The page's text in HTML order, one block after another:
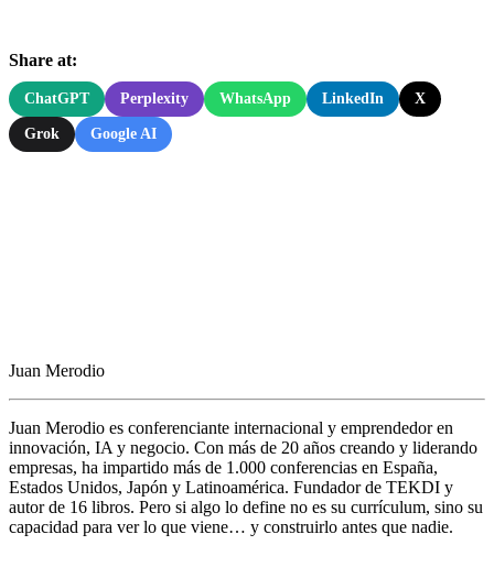
Share at:
ChatGPT Perplexity WhatsApp LinkedIn X
Grok Google AI
Juan Merodio
Juan Merodio es conferenciante internacional y emprendedor en
innovación, IA y negocio. Con más de 20 años creando y liderando
empresas, ha impartido más de 1.000 conferencias en España,
Estados Unidos, Japón y Latinoamérica. Fundador de TEKDI y
autor de 16 libros. Pero si algo lo define no es su currículum, sino su
capacidad para ver lo que viene… y construirlo antes que nadie.